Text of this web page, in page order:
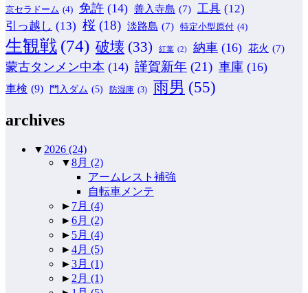
京セラドーム (4) 免許 (14) 善入寺島 (7) 工具 (12)
引っ越し (13) 桜 (18) 淡路島 (7) 特定小型原付 (4)
生観戦 (74) 破壊 (33) 紅葉 (2) 納車 (16) 花火 (7)
蒙古タンメン中本 (14) 謹賀新年 (21) 車庫 (16)
車検 (9) 門入ダム (5) 防湿庫 (3) 雨男 (55)
archives
▼ 2026 (24)
▼8月 (2)
アームレスト補強
自転車メンテ
► 7月 (4)
►6月 (2)
► 5月 (4)
►4月 (5)
►3月 (1)
► 2月 (1)